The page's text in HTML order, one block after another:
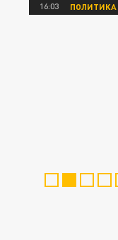
16:03 ПОЛИТИКА